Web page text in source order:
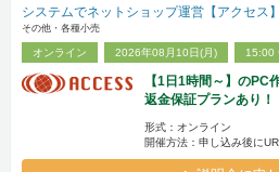
システムでネットショップ運営【アクセス】
その他・各種小売
オンライン 2026年08月10日(月) 15:00
【1日1時間～】のPC
返金保証プランあり！
形式：オンライン
開催方法：申し込み後に